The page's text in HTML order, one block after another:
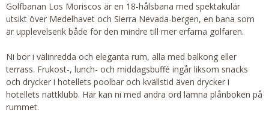
Golfbanan Los Moriscos är en 18-hålsbana med spektakulär
utsikt över Medelhavet och Sierra Nevada-bergen, en bana som
är upplevelserik både för den mindre till mer erfarna golfaren.
Ni bor i välinredda och eleganta rum, alla med balkong eller
terrass. Frukost-, lunch- och middagsbuffé ingår liksom snacks
och drycker i hotellets poolbar och kvällstid även drycker i
hotellets nattklubb. Här kan ni med andra ord lämna plånboken på
rummet.